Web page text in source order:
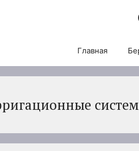
Главная